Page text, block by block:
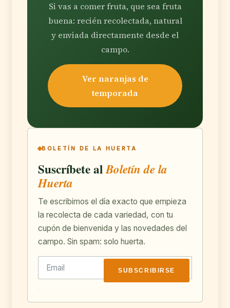
Si vas a comer fruta, que sea fruta
buena: recién recolectada, natural
y enviada directamente desde el
campo.
Ver naranjas de
temporada
BOLETÍN DE LA HUERTA
Suscríbete alBoletín de la
Huerta
Te escribimos el día exacto que empieza
la recolecta de cada variedad, con tu
cupón de bienvenida y las novedades del
campo. Sin spam: solo huerta.
SUBSCRIBIRSE